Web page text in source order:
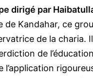
dirigé par
de Kandahar, ce
de la charia.
de
l’application